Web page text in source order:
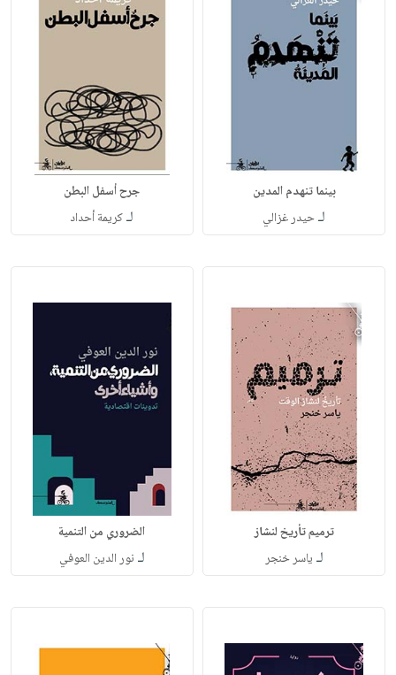
بينما تنهدم المدين
لـحيدر غزالي
جرح أسفل البطن
لـكريمة أحداد
ترميم تأريخ لنشاز
لـ ياسر خنجر
الضروري من التنمية
لـ نور الدين العوفي